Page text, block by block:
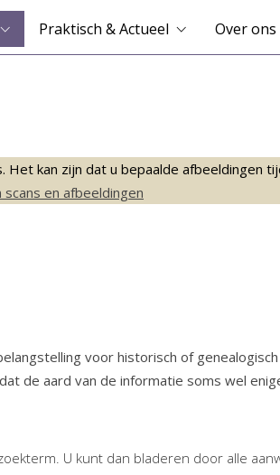
Praktisch & Actueel Over ons
Het kan zijn dat u bepaalde afbeeldingen
en afbeeldingen
voor historisch of
de aard van de informatie soms wel
U kunt dan bladeren door alle